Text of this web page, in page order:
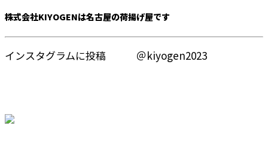
株式会社KIYOGENは名古屋の荷揚げ屋です
インスタグラムに投稿 ＠kiyogen2023